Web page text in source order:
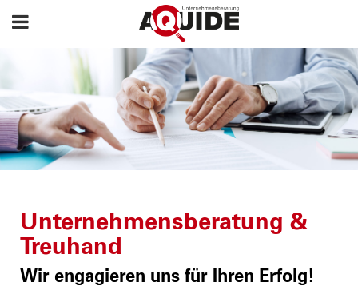
Unternehmensberatung &
Treuhand
Wir engagieren uns für Ihren Erfolg!